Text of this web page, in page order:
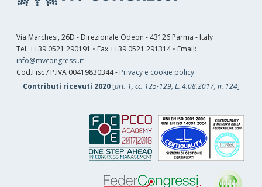
Via Marchesi, 26D - Direzionale Odeon - 43126 Parma - Italy
Tel. ++39 0521 290191 • Fax ++39 0521 291314 • Email:
info@mvcongressi.it
Cod.Fisc / P.IVA 00419830344 - Privacy e cookie policy
Contributi ricevuti 2020[art. 1, cc. 125-129, L. 4.08.2017, n. 124]